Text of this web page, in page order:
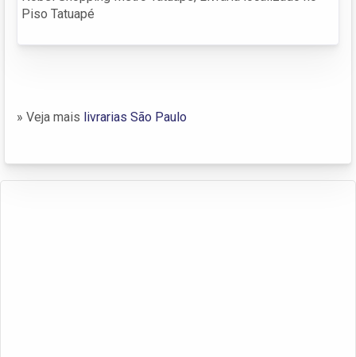
Piso Tatuapé
» Veja mais livrarias São Paulo